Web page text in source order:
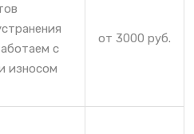
с
износом
от 3000 руб.